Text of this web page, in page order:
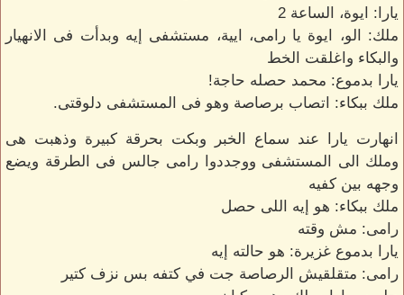
يارا: ايوة، الساعة 2
ملك: الو، ايوة يا رامى، ايية، مستشفى إيه وبدأت فى الانهيار
والبكاء واغلقت الخط
يارا بدموع: محمد حصله حاجة!
ملك ببكاء: اتصاب برصاصة وهو فى المستشفى دلوقتى.
انهارت يارا عند سماع الخبر وبكت بحرقة كبيرة وذهبت هى
وملك الى المستشفى ووجددوا رامى جالس فى الطرقة ويضع
وجهه بين كفيه
ملك ببكاء: هو إيه اللى حصل
رامى: مش وقته
يارا بدموع غزيرة: هو حالته إيه
رامى: متقلقيش الرصاصة جت في كتفه بس نزف كتير